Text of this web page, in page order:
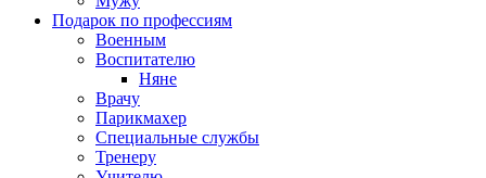
Подарок по профессиям
Военным
Воспитателю
Няне
Врачу
Парикмахер
Специальные службы
Тренеру